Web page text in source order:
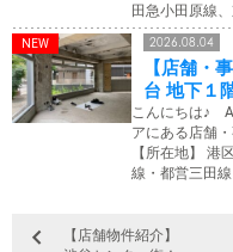
田急小田原線
2026.08.04
【店舗・
台 地下１
こんにちは♪
アにある店舗
【所在地】 港
線・都営三田線
【店舗物件紹介】